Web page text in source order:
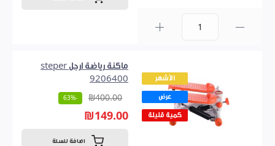
الأشهر
عرض
كمية قليلة
ماكنة رياضة ارجل steper
9206400
₪400.00
-63%
₪149.00
اضافة للسلة